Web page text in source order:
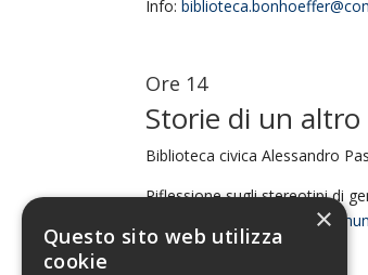
Info:
Ore 14
Storie di un
Biblioteca civica Alessandro
Riflessione sugli stereotipi di
×
Questo sito web utilizza
cookie